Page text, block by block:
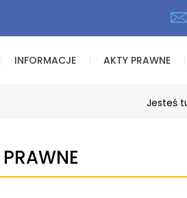
INFORMACJE AKTY PRAWNE
Jesteś